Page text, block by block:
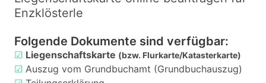
Enzklösterle
Folgende Dokumente sind verfügbar:
☑ Liegenschaftskarte (bzw. Flurkarte/Katasterkarte)
☑ Auszug vom Grundbuchamt (Grundbuchauszug)